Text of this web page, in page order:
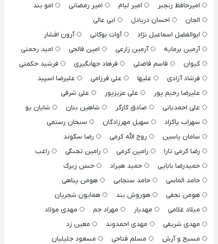
امیرحافظ رنجبر
امیر لیام امیر رمضانی
امو بند
الجان
احسان دریادل
ابی عالی
ابوالفضل اسماعیل نژاد
آوات بوکانی
آرون افشار
آرمین برمایه
آرمین زارعی امین فالجی
امید رحمتی
کیوان
قاسم فاضلی فرهاد جهانگیری
فرشید حکمتی
فرشاد آزادی
علیها علی فرزامی
علیرضا اسپید
علیرضا رحیم پور
علی عزیزپور
علی شرفی
علی احمدیانی
صادق کارگر شاهین بنان
شایان یو
سهراب پاکزاد
سهیل مهرزادگان
سبحان رستمی
سامان یاسین
روح الله کرمی
رضا سگوند
رضا کرمی تارا
رامین کرمی رامین تجنگی
راغب
حمیدرضا بابایی
حمید هیراد
حسن زیرک
حامد الماسی
حامد سنجابی
هومن پناهی
هومن نجفی
هوروش بند
همایون شجریان
میلاد غلامی
مهدیار مهراد جم
مهدی مولاد
مهدی شریفی
مهدی احمدوند
معین زد
مسیح و آرش
مسلم فتاحی
مسعود جلیلیان